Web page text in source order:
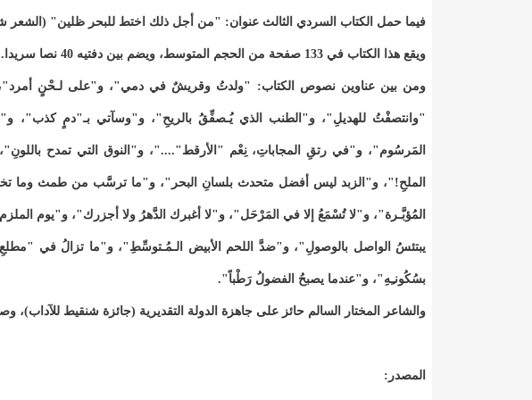
فيما حمل الكتاب السردي الثالث عنوان: "من أجل ذلك اختط للبحر ظلين" (الشعر
ويقع هذا الكتاب في 133 صفحة من الحجم المتوسط، ويضم بين دفتيه 40 نصا سريدا.
ومن بين عناوين نصوص الكتاب: "ولدتُ وقريشٌ في دمي"، و"على لـحْنٍ
"وانتصفْتُ للهديلِ"، و"الطنب الذي يُـصفِّقُ بالريحِ"، و"وسآتي بـ"دمٍ كذب"،
المَرسُوم"، و"في رتقِ المجاباتِ، نِعْم "الأرقط"...."، و"النوق التي تمدح
الملحِ!"، و"الزبد ليس أفضل متحدث بلسانِ البحر"، و"ما ترسَّب من طمث وما
المُؤبَّـرة"، و"لا تُسْمَعُ إلا في المَرْحَل"، و"لا أغبرك الدَّهرُ ولا أجزرك"، و"يوم
يبتئسُ الواصل بالوصولِ"، و"ضدَّ اللحم الأبيض الـمُـتوسِّطِ"، و"ما تزالُ في
بسُكُونـِهِ"، و"عندما يصبحُ الفضولُ رَطْباً".
والشاعر المختار السالم حائز على جاهزة الدولة التقديرية (جائزة شنقيط للآداب)، وصدرت له حتى الآن 9
المصدر: